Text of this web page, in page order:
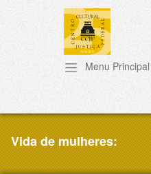
Pular para o conteúdo principal
Vida de mulheres: